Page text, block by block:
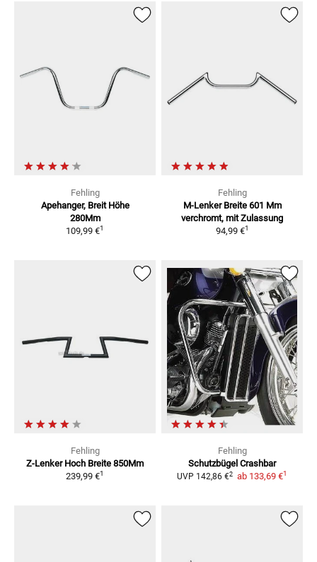
Fehling
Apehanger, Breit Höhe
280Mm
109,99 €1
Fehling
M-Lenker Breite 601 Mm
verchromt, mit Zulassung
94,99 €1
Fehling
Z-Lenker Hoch Breite 850Mm
239,99 €1
Fehling
Schutzbügel Crashbar
UVP 142,86 €2 ab 133,69 €1